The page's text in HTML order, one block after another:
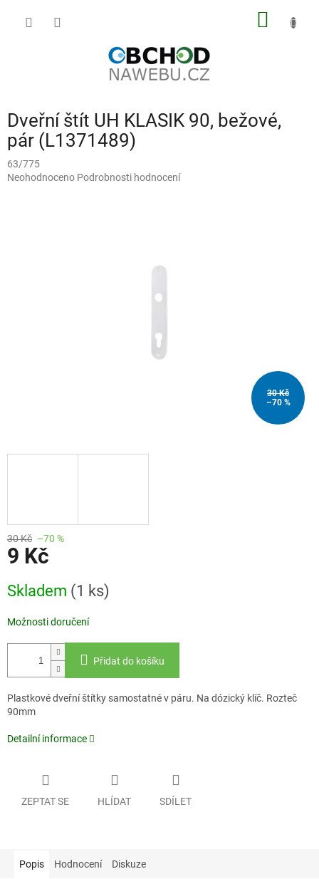
Dveřní štít UH KLASIK 90, bežové,
pár (L1371489)
63/775
Průměrné
Neohodnoceno Podrobnosti hodnocení
30 Kč
–70 %
30 Kč –70 %
9 Kč
cena:
Skladem (1 ks)
Možnosti doručení
Přidat do košíku
Plastkové dveřní štítky samostatné v páru. Na dózický klíč. Rozteč
90mm
Detailní informace
ZEPTAT SE HLÍDAT SDÍLET
Popis Hodnocení Diskuze